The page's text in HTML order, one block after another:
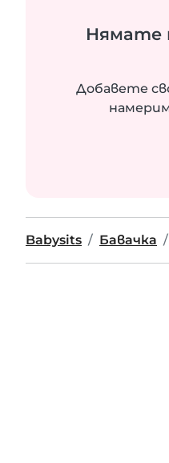
Нямате
Добавете
Babysits Бавачка